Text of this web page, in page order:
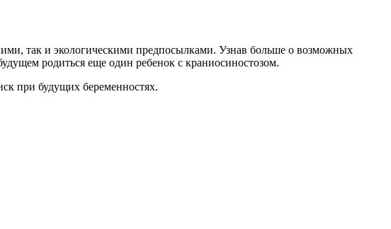
так и экологическими предпосылками. Узнав больше о возможных
родиться еще один ребенок с краниосиностозом.
при будущих беременностях.